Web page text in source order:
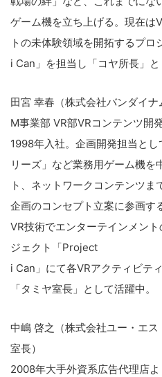
ゲーム機を立ち上げる。現在は
トの未体験領域を開拓するプ
i Can」を担当し「コヤ所長」と
田宮 幸春（株式会社バンダイ
M事業部 VR部VRコンテンツ開
1998年入社。企画開発担当と
リーズ」など業務用ゲーム機を
ト、ネットワークコンテンツ
企画のコンセプト立案に参画す
VR技術でエンターテインメン
ジェクト「Project
i Can」にて各VRアクティビテ
「タミヤ室長」として活躍中。
中嶋 啓之（株式会社ユー・エ
室長）
2008年大手外資系広告代理店
の
サ
イ
ト
検
索
す
る